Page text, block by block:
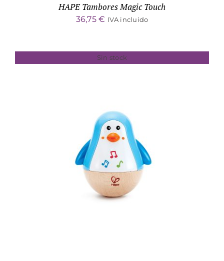
HAPE Tambores Magic Touch
36,75€ IVA incluido
Sin stock
DETALLES